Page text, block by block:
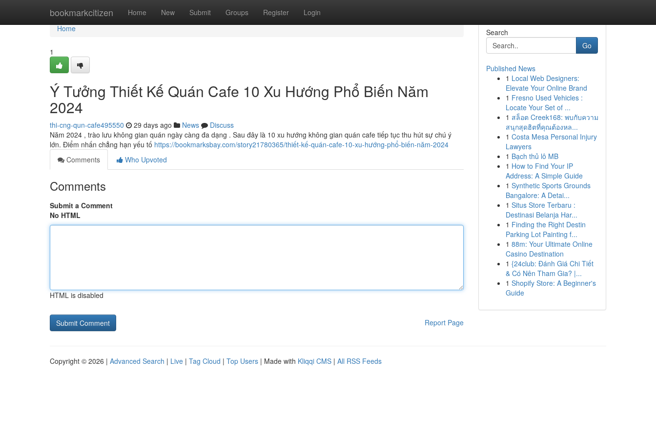
bookmarkcitizen Home New Submit Groups Register Login
Home
Home
1
Ý Tưởng Thiết Kế Quán Cafe 10 Xu Hướng Phổ Biến Năm
2024
thi-cng-qun-cafe495550 29 days ago News
Discuss
Năm 2024 , trào lưu không gian quán ngày càng đa dạng . Sau đây là 10 xu hướng không gian quán cafe tiếp tục thu hút sự chú ý
lớn. Điểm nhấn chẳng hạn yếu tố https://bookmarksbay.com/story21780365/thiết-kế-quán-cafe-10-xu-hướng-phổ-biến-năm-2024
Comments
Who Upvoted
Comments
Submit a Comment
No HTML
HTML is disabled
Report Page
Search
Go
Published News
1 Local Web Designers:
Elevate Your Online Brand
1 Fresno Used Vehicles :
Locate Your Set of ...
1 สล็อต Creek168: พบกับความ
สนุกสุดฮิตที่คุณต้องหล...
1 Costa Mesa Personal Injury
Lawyers
1 Bạch thủ lô MB
1 How to Find Your IP
Address: A Simple Guide
1 Synthetic Sports Grounds
Bangalore: A Detai...
1 Situs Store Terbaru :
Destinasi Belanja Har...
1 Finding the Right Destin
Parking Lot Painting f...
1 88m: Your Ultimate Online
Casino Destination
1 {24club: Đánh Giá Chi Tiết
& Có Nên Tham Gia? |...
1 Shopify Store: A Beginner's
Guide
Copyright © 2026 | Advanced Search | Live | Tag Cloud | Top Users | Made with Kliqqi CMS | All RSS Feeds